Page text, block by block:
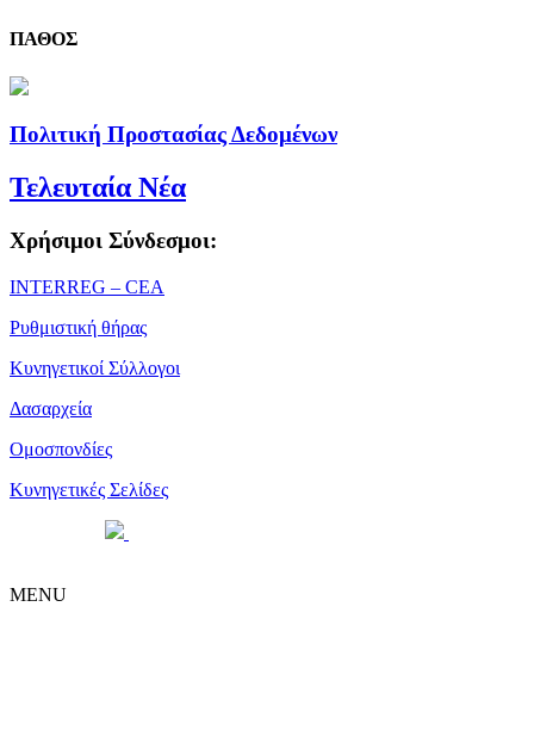
ΠΑΘΟΣ
Πολιτική Προστασίας Δεδομένων
Τελευταία Νέα
Χρήσιμοι Σύνδεσμοι:
ΙΝΤΕRREG – CEA
Ρυθμιστική θήρας
Κυνηγετικοί Σύλλογοι
Δασαρχεία
Ομοσπονδίες
Κυνηγετικές Σελίδες
MENU